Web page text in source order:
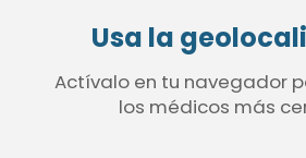
Usa la
Actívalo en tu navegador
los médicos más